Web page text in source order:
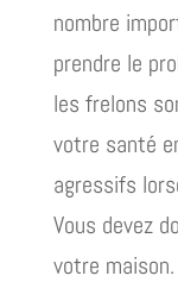
nombre
prendre le
les frelons
votre santé
agressifs
Vous devez
votre